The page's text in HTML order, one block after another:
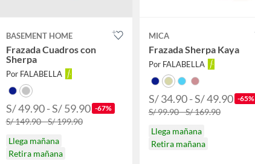
BASEMENT HOME
Frazada Cuadros con
Sherpa
Por FALABELLA
S/ 49.90 - S/ 59.90 -67%
S/ 149.90 - S/ 199.90
Llega mañana
Retira mañana
MICA
Frazada Sherpa Kaya
Por FALABELLA
S/ 34.90 - S/ 49.90 -65%
S/ 99.90 - S/ 169.90
Llega mañana
Retira mañana